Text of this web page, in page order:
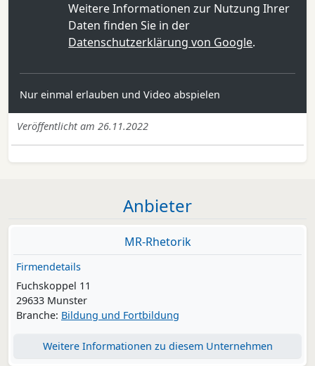
Weitere Informationen zur Nutzung Ihrer
Daten finden Sie in der
Datenschutzerklärung von Google.
Nur einmal erlauben und Video abspielen
Veröffentlicht am 26.11.2022
Anbieter
MR-Rhetorik
Firmendetails
Fuchskoppel 11
29633 Munster
Branche: Bildung und Fortbildung
Weitere Informationen zu diesem Unternehmen